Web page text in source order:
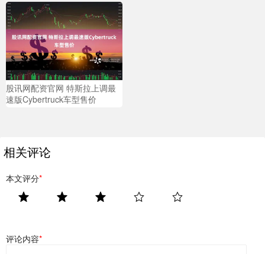
股讯网配资官网 特斯拉上调最
速版Cybertruck车型售价
相关评论
本文评分*
评论内容*